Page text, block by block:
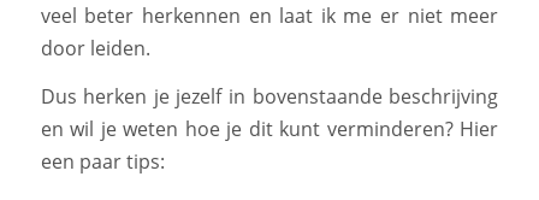
veel beter herkennen en laat ik me er niet meer
door leiden.
Dus herken je jezelf in bovenstaande beschrijving
en wil je weten hoe je dit kunt verminderen? Hier
een paar tips: